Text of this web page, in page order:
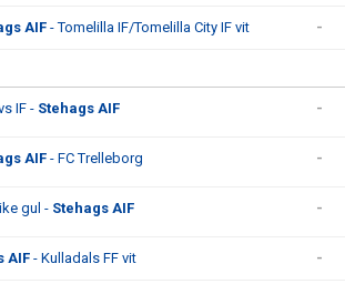
AIF - Tomelilla IF/Tomelilla City IF vit -
IF - Stehags AIF -
AIF - FC Trelleborg -
gul - Stehags AIF -
AIF - Kulladals FF vit -